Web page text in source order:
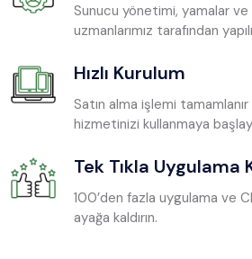
Sunucu yönetimi, yamalar
uzmanlarımız tarafından
Hızlı Kurulum
Satın alma işlemi
hizmetinizi kullanmaya
Tek Tıkla Uygulama
100’den fazla uygulama ve
ayağa kaldırın.